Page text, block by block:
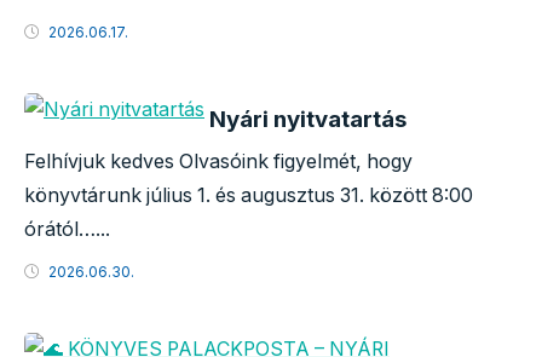
2026.06.17.
Nyári nyitvatartás
Felhívjuk kedves Olvasóink figyelmét, hogy
könyvtárunk július 1. és augusztus 31. között 8:00
órától…...
2026.06.30.